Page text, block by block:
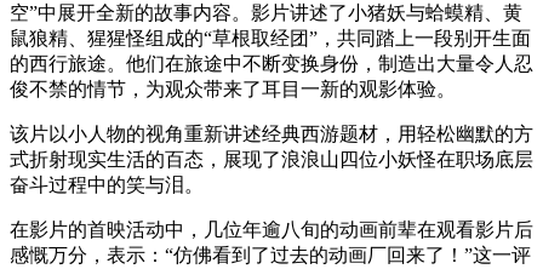
空”中展开全新的故事内容。影片讲述了小猪妖与蛤蟆精、黄
鼠狼精、猩猩怪组成的“草根取经团”，共同踏上一段别开生面
的西行旅途。他们在旅途中不断变换身份，制造出大量令人忍
俊不禁的情节，为观众带来了耳目一新的观影体验。
该片以小人物的视角重新讲述经典西游题材，用轻松幽默的方
式折射现实生活的百态，展现了浪浪山四位小妖怪在职场底层
奋斗过程中的笑与泪。
在影片的首映活动中，几位年逾八旬的动画前辈在观看影片后
感慨万分，表示：“仿佛看到了过去的动画厂回来了！”这一评